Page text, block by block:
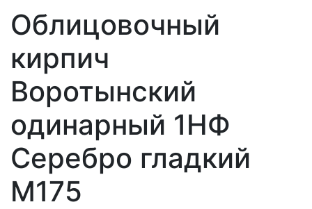
Облицовочный
кирпич
Воротынский
одинарный 1НФ
Серебро гладкий
М175